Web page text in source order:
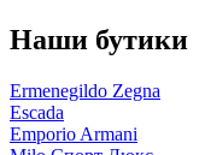
Наши бутики
Ermenegildo Zegna
Escada
Emporio Armani